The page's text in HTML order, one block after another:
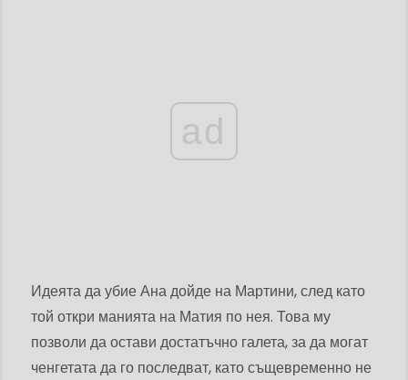
ad
Идеята да убие Ана дойде на Мартини, след като
той откри манията на Матия по нея. Това му
позволи да остави достатъчно галета, за да могат
ченгетата да го последват, като същевременно не